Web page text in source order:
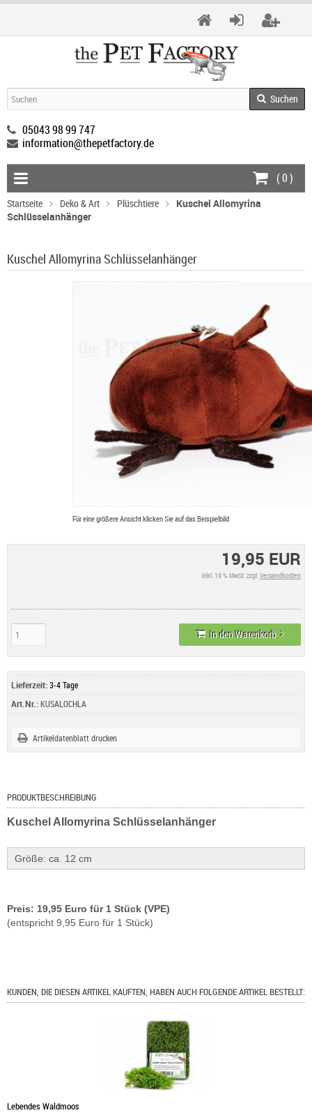
Suchen
05043 98 99 747
information@thepetfactory.de
(0)
Startseite Deko & Art Plüschtiere
Kuschel Allomyrina
Schlüsselanhänger
Kuschel Allomyrina Schlüsselanhänger
Für eine größere Ansicht klicken Sie auf das Beispielbild
19,95 EUR
inkl. 19 % MwSt. zzgl.Versandkosten
In den Warenkorb
Lieferzeit:3-4 Tage
Art.Nr.:KUSALOCHLA
Artikeldatenblatt drucken
PRODUKTBESCHREIBUNG
Kuschel Allomyrina Schlüsselanhänger
Größe: ca. 12 cm
Preis: 19,95 Euro für 1 Stück (VPE)
(entspricht 9,95 Euro für 1 Stück)
KUNDEN, DIE DIESEN ARTIKEL KAUFTEN, HABEN AUCH FOLGENDE ARTIKEL BESTELLT:
Lebendes Waldmoos